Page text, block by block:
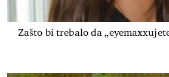
Zašto bi trebalo da